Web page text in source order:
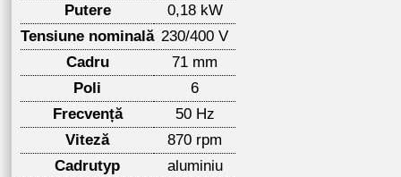
Putere
0,18 kW
Tensiune nominală 230/400 V
Cadru
71 mm
Poli
6
Frecvență
50 Hz
Viteză
870 rpm
Cadrutyp
aluminiu